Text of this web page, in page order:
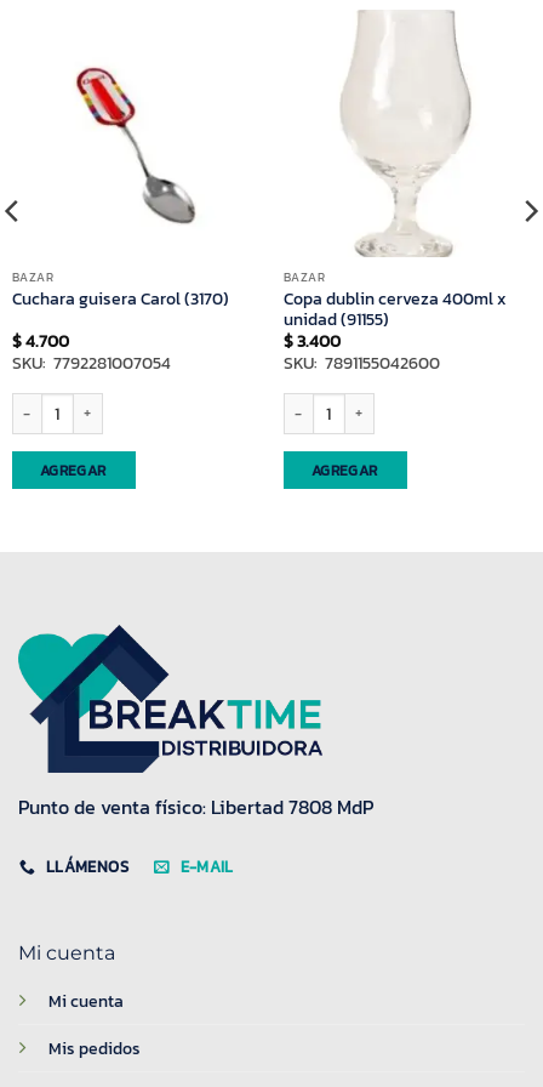
BAZAR
Cuchara guisera Carol (3170)
$4.700
SKU: 7792281007054
Cuchara guisera Carol (3170) cantidad
AGREGAR
BAZAR
Copa dublin cerveza 400ml x
unidad (91155)
$3.400
SKU: 7891155042600
Copa dublin cerveza 400ml x unidad
AGREGAR
Punto de venta físico: Libertad 7808 MdP
LLÁMENOS E-MAIL
Mi cuenta
Mi cuenta
Mis pedidos